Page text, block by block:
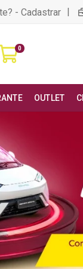
- Cadastrar |
0
OUTLET